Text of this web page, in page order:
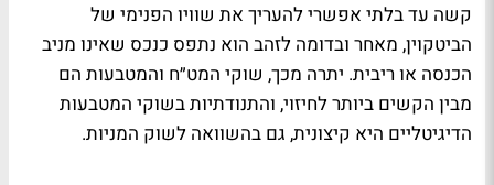
קשה עד בלתי אפשרי להעריך את שוויו הפנימי של
הביטקוין, מאחר ובדומה לזהב הוא נתפס כנכס שאינו מניב
הכנסה או ריבית. יתרה מכך, שוקי המט״ח והמטבעות הם
מבין הקשים ביותר לחיזוי, והתנודתיות בשוקי המטבעות
הדיגיטליים היא קיצונית, גם בהשוואה לשוק המניות.